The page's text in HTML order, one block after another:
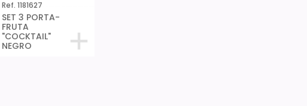
Ref. 1181627
SET 3 PORTA-
FRUTA
"COCKTAIL"
NEGRO